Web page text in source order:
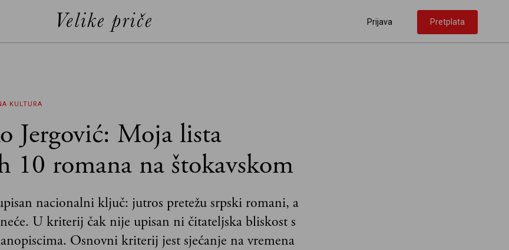
Prijava Pretplata
KULTURA
Jergović: Moja lista
10 romana na štokavskom
nacionalni ključ: jutros pretežu srpski romani, a
U kriterij čak nije upisan ni čitateljska bliskost s
Osnovni kriterij jest sjećanje na vremena